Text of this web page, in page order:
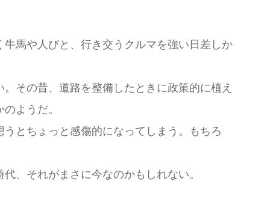
馬や人びと、行き交うクルマを強い日差しか
その昔、道路を整備したときに政策的に植え
ようだ。
とちょっと感傷的になってしまう。もちろ
、それがまさに今なのかもしれない。